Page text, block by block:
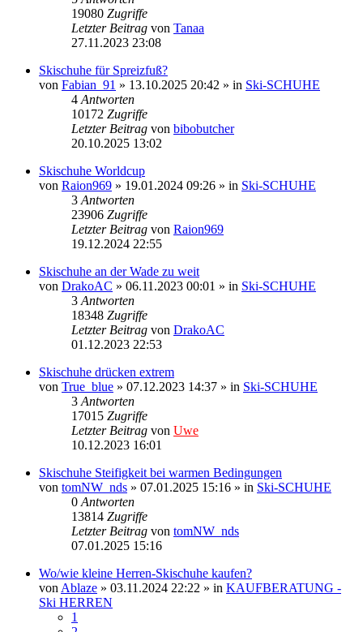
19080 Zugriffe
Letzter Beitrag von Tanaa
27.11.2023 23:08
Skischuhe für Spreizfuß?
von Fabian_91 » 13.10.2025 20:42 » in Ski-SCHUHE
4 Antworten
10172 Zugriffe
Letzter Beitrag von bibobutcher
20.10.2025 13:02
Skischuhe Worldcup
von Raion969 » 19.01.2024 09:26 » in Ski-SCHUHE
3 Antworten
23906 Zugriffe
Letzter Beitrag von Raion969
19.12.2024 22:55
Skischuhe an der Wade zu weit
von DrakoAC » 06.11.2023 00:01 » in Ski-SCHUHE
3 Antworten
18348 Zugriffe
Letzter Beitrag von DrakoAC
01.12.2023 22:53
Skischuhe drücken extrem
von True_blue » 07.12.2023 14:37 » in Ski-SCHUHE
3 Antworten
17015 Zugriffe
Letzter Beitrag von Uwe
10.12.2023 16:01
Skischuhe Steifigkeit bei warmen Bedingungen
von tomNW_nds » 07.01.2025 15:16 » in Ski-SCHUHE
0 Antworten
13814 Zugriffe
Letzter Beitrag von tomNW_nds
07.01.2025 15:16
Wo/wie kleine Herren-Skischuhe kaufen?
von Ablaze » 03.11.2024 22:22 » in KAUFBERATUNG -
Ski HERREN
1